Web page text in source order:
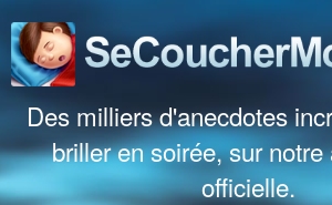
Des milliers d'anecdotes
briller en soirée, sur
officielle.